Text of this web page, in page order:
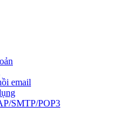
email
SMTP/POP3